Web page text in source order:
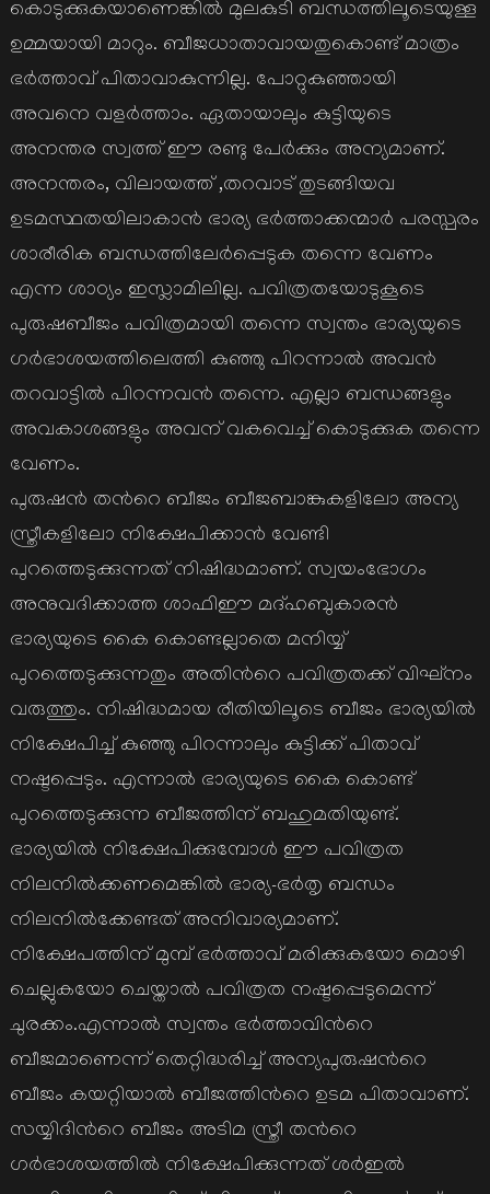
കൊടുക്കുകയാണെങ്കില്‍ മുലകുടി ബന്ധത്തിലൂടെയുള്ള
ഉമ്മയായി മാറും. ബീജധാതാവായതുകൊണ്ട് മാത്രം
ഭര്‍ത്താവ് പിതാവാകുന്നില്ല. പോറ്റുകുഞ്ഞായി
അവനെ വളര്‍ത്താം. ഏതായാലും കുട്ടിയുടെ
അനന്തര സ്വത്ത് ഈ രണ്ടു പേര്‍ക്കും അന്യമാണ്.
അനന്തരം, വിലായത്ത് ,തറവാട് തുടങ്ങിയവ
ഉടമസ്ഥതയിലാകാന്‍ ഭാര്യ ഭര്‍ത്താക്കന്മാര്‍ പരസ്പരം
ശാരീരിക ബന്ധത്തിലേര്‍പ്പെടുക തന്നെ വേണം
എന്ന ശാഠ്യം ഇസ്ലാമിലില്ല. പവിത്രതയോടുകൂടെ
പുരുഷബീജം പവിത്രമായി തന്നെ സ്വന്തം ഭാര്യയുടെ
ഗര്‍ഭാശയത്തിലെത്തി കുഞ്ഞു പിറന്നാല്‍ അവന്‍
തറവാട്ടില്‍ പിറന്നവന്‍ തന്നെ. എല്ലാ ബന്ധങ്ങളും
അവകാശങ്ങളും അവന് വകവെച്ച് കൊടുക്കുക തന്നെ
വേണം.
പുരുഷന്‍ തന്‍റെ ബീജം ബീജബാങ്കുകളിലോ അന്യ
സ്ത്രീകളിലോ നിക്ഷേപിക്കാന്‍ വേണ്ടി
പുറത്തെടുക്കുന്നത് നിഷിദ്ധമാണ്. സ്വയംഭോഗം
അനുവദിക്കാത്ത ശാഫിഈ മദ്ഹബുകാരന്‍
ഭാര്യയുടെ കൈ കൊണ്ടല്ലാതെ മനിയ്യ്
പുറത്തെടുക്കുന്നതും അതിന്‍റെ പവിത്രതക്ക് വിഘ്നം
വരുത്തും. നിഷിദ്ധമായ രീതിയിലൂടെ ബീജം ഭാര്യയില്‍
നിക്ഷേപിച്ച് കുഞ്ഞു പിറന്നാലും കുട്ടിക്ക് പിതാവ്
നഷ്ടപ്പെടും. എന്നാല്‍ ഭാര്യയുടെ കൈ കൊണ്ട്
പുറത്തെടുക്കുന്ന ബീജത്തിന് ബഹുമതിയുണ്ട്.
ഭാര്യയില്‍ നിക്ഷേപിക്കുമ്പോള്‍ ഈ പവിത്രത
നിലനില്‍ക്കണമെങ്കില്‍ ഭാര്യ-ഭര്‍തൃ ബന്ധം
നിലനില്‍ക്കേണ്ടത് അനിവാര്യമാണ്.
നിക്ഷേപത്തിന് മുമ്പ് ഭര്‍ത്താവ് മരിക്കുകയോ മൊഴി
ചെല്ലുകയോ ചെയ്താല്‍ പവിത്രത നഷ്ടപ്പെടുമെന്ന്
ചുരക്കം.എന്നാല്‍ സ്വന്തം ഭര്‍ത്താവിന്‍റെ
ബീജമാണെന്ന് തെറ്റിദ്ധരിച്ച് അന്യപുരുഷന്‍റെ
ബീജം കയറ്റിയാല്‍ ബീജത്തിന്‍റെ ഉടമ പിതാവാണ്.
സയ്യിദിന്‍റെ ബീജം അടിമ സ്ത്രീ തന്‍റെ
ഗര്‍ഭാശയത്തില്‍ നിക്ഷേപിക്കുന്നത് ശര്‍ഇല്‍